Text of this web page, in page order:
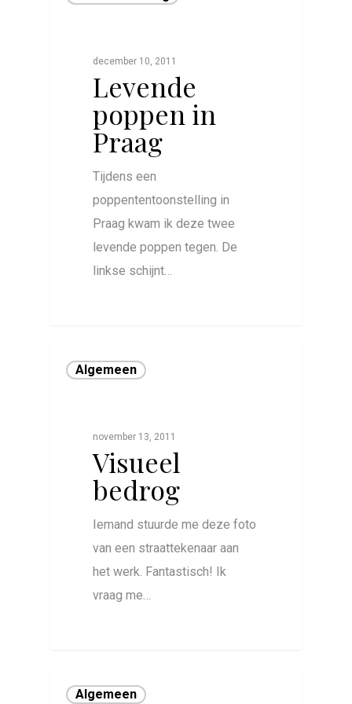
december 10, 2011
Levende
poppen in
Praag
Tijdens een
poppententoonstelling in
Praag kwam ik deze twee
levende poppen tegen. De
linkse schijnt…
Algemeen
november 13, 2011
Visueel
bedrog
Iemand stuurde me deze foto
van een straattekenaar aan
het werk. Fantastisch! Ik
vraag me…
Algemeen